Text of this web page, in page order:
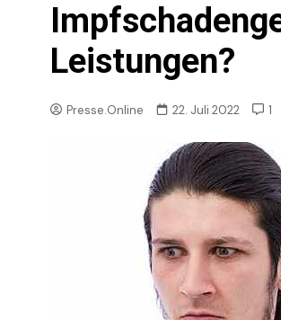
Leistungen?
Presse.Online 22. Juli 2022 1